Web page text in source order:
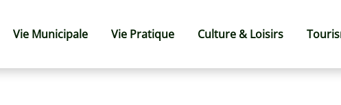
Vie Municipale Vie Pratique Culture & Loisirs